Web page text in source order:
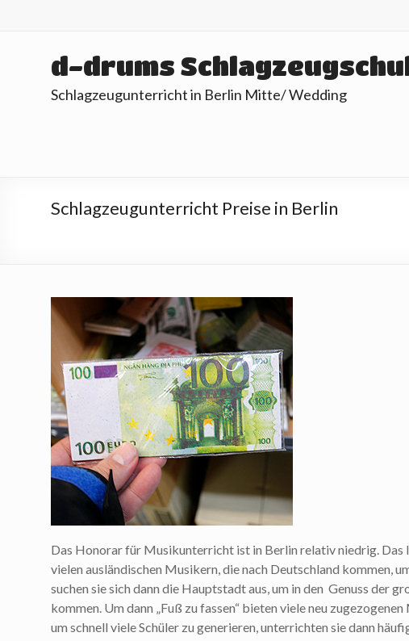
d-drums
Schlagzeugunterricht in Berlin Mitte/ Wedding
Schlagzeugunterricht Preise in Berlin
Das Honorar für Musikunterricht ist in Berlin relativ niedrig. Das
vielen ausländischen Musikern, die nach Deutschland kommen,
suchen sie sich dann die Hauptstadt aus, um in den Genuss der
kommen. Um dann „Fuß zu fassen“ bieten viele neu
um schnell viele Schüler zu generieren, unterrichten sie dann